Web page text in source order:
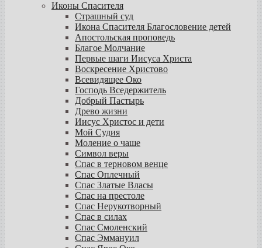
Иконы Спасителя
Страшный суд
Икона Спасителя Благословение детей
Апостольская проповедь
Благое Молчание
Первые шаги Иисуса Христа
Воскресение Христово
Всевидящее Око
Господь Вседержитель
Добрый Пастырь
Древо жизни
Иисус Христос и дети
Мой Судия
Моление о чаше
Символ веры
Спас в терновом венце
Спас Оплечный
Спас Златые Власы
Спас на престоле
Спас Нерукотворный
Спас в силах
Спас Смоленский
Спас Эммануил